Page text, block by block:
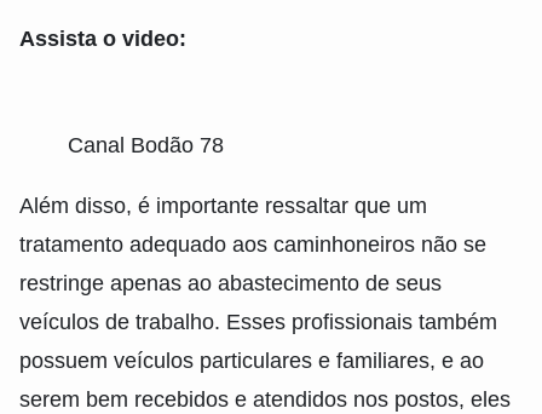
Assista o video:
Canal Bodão 78
Além disso, é importante ressaltar que um
tratamento adequado aos caminhoneiros não se
restringe apenas ao abastecimento de seus
veículos de trabalho. Esses profissionais também
possuem veículos particulares e familiares, e ao
serem bem recebidos e atendidos nos postos, eles